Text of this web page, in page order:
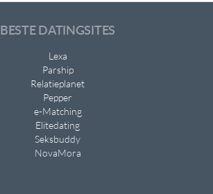
BESTE DATINGSITES
Lexa
Parship
Relatieplanet
Pepper
e-Matching
Elitedating
Seksbuddy
NovaMora